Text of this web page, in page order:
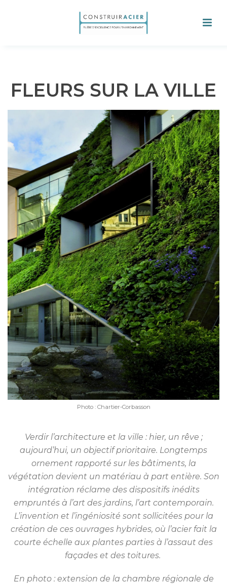
FLEURS SUR LA VILLE
Photo : Chartier-Corbasson
Verdir l’architecture et la ville : hier, un rêve ;
aujourd’hui, un objectif prioritaire. Longtemps
ornement rapporté sur les bâtiments, la
végétation devient un matériau à part entière. Son
intégration réclame des dispositifs inédits
empruntés à l’art des jardins, l’art contemporain.
L’invention et l’ingéniosité sont sollicitées pour la
création de ces ouvrages hybrides, où l’acier fait la
courte échelle aux plantes parties à l’assaut des
façades et des toitures.
En photo : extension de la chambre régionale de